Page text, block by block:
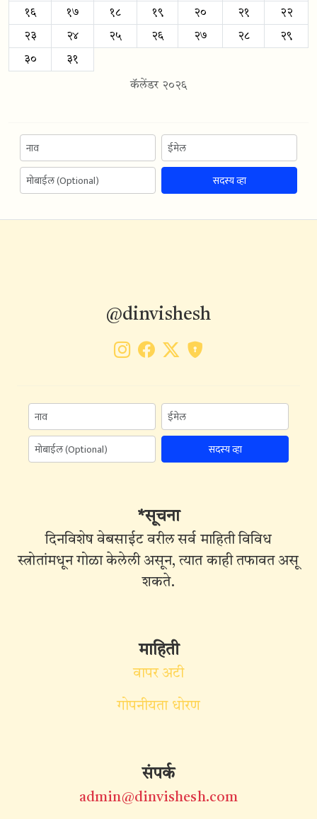
१६ १७ १८ १९ २० २१ २२
२३ २४ २५ २६ २७ २८ २९
३० ३१
कॅलेंडर २०२६
सदस्य व्हा
@dinvishesh
सदस्य व्हा
*सूचना
दिनविशेष वेबसाईट वरील सर्व माहिती विविध
स्त्रोतांमधून गोळा केलेली असून, त्यात काही तफावत असू
शकते.
माहिती
वापर अटी
गोपनीयता धोरण
संपर्क
admin@dinvishesh.com